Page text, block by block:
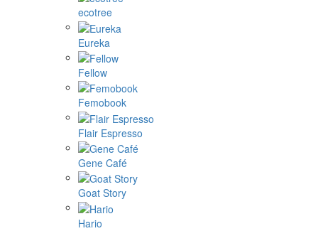
ecotree
Eureka
Fellow
Femobook
Flair Espresso
Gene Café
Goat Story
Hario